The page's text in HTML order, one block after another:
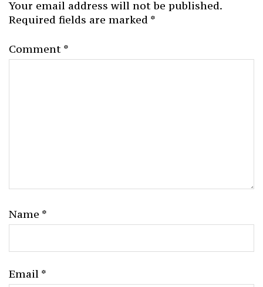
Your email address will not be published.
Required fields are marked *
Comment *
Name *
Email *